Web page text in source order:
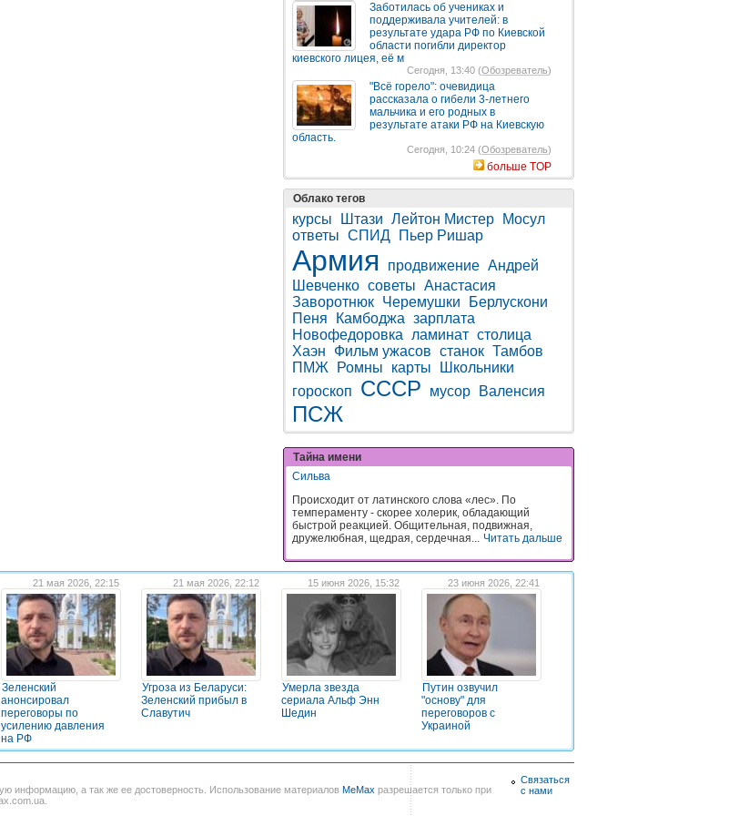
Заботилась об учениках и
поддерживала учителей: в
результате удара РФ по Киевской
области погибли директор
киевского лицея, её м
Сегодня, 13:40 (Обозреватель)
"Всё горело": очевидица
рассказала о гибели 3-летнего
мальчика и его родных в
результате атаки РФ на Киевскую
область.
Сегодня, 10:24 (Обозреватель)
больше TOP
Облако тегов
курсы Штази Лейтон Мистер
Мосул
ответы СПИД Пьер Ришар
Армия продвижение Андрей
Шевченко советы Анастасия
Заворотнюк Черемушки
Берлускони
Пеня
Камбоджа зарплата
Новофедоровка
ламинат столица
Хаэн
Фильм ужасов станок Тамбов
ПМЖ
Ромны карты
Школьники
гороскоп
СССР мусор Валенсия
ПСЖ
Тайна имени
Сильва
Происходит от латинского слова «лес». По
темпераменту - скорее холерик, обладающий
быстрой реакцией. Общительная, подвижная,
дружелюбная, щедрая, сердечная... Читать дальше
21 мая 2026, 22:15
Зеленский
анонсировал
переговоры по
усилению давления
на РФ
21 мая 2026, 22:12
Угроза из Беларуси:
Зеленский прибыл в
Славутич
15 июня 2026, 15:32
Умерла звезда
сериала Альф Энн
Шедин
23 июня 2026, 22:41
Путин озвучил
"основу" для
переговоров с
Украиной
информацию, а так же ее достоверность. Использование материалов MeMax разрешается только при
Связаться
с нами